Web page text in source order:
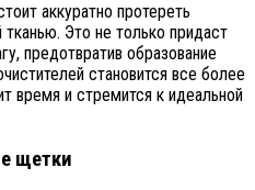
аккуратно протереть
Это не только придаст
предотвратив образование
становится все более
время и стремится к идеальной
щетки